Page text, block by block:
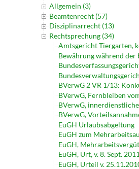
Allgemein (3)
Beamtenrecht (57)
Disziplinarrecht (13)
Rechtsprechung (34)
Amtsgericht Tiergarten,
Bewährung während der
BVerwG 2 VR 1/13:
BVerwG, Fernbleiben
BVerwG,
BVerwG,
EuGH Urlaubsabgeltung
EuGH zum
EuGH,
EuGH, Urt, v. 8. Sept.
EuGH, Urteil v.